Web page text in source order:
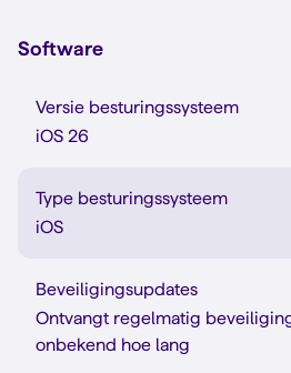
Software
Versie besturingssysteem
iOS 26
Type besturingssysteem
iOS
Beveiligingsupdates
Ontvangt regelmatig
onbekend hoe lang